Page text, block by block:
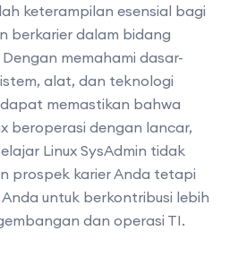
keterampilan esensial bagi
berkarier dalam bidang
memahami dasar-
alat, dan teknologi
memastikan bahwa
beroperasi dengan lancar,
Linux SysAdmin tidak
prospek karier Anda tetapi
untuk berkontribusi lebih
dan operasi TI.